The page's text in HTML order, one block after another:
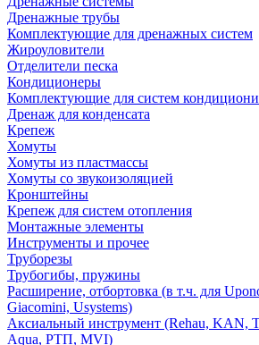
Дренажные трубы
Комплектующие для дренажных систем
Жироуловители
Отделители песка
Кондиционеры
Комплектующие для систем
Дренаж для конденсата
Крепеж
Хомуты
Хомуты из пластмассы
Хомуты со звукоизоляцией
Кронштейны
Крепеж для систем отопления
Монтажные элементы
Инструменты и прочее
Труборезы
Трубогибы, пружины
Расширение, отбортовка (в т.ч. для
Giacomini, Usystems)
Аксиальный инструмент (Rehau, KAN,
Aqua, РТП, MVI)